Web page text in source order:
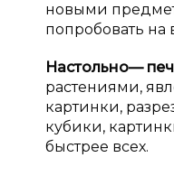
новыми
попробовать на
Настольно—
растениями,
картинки,
кубики,
быстрее всех.